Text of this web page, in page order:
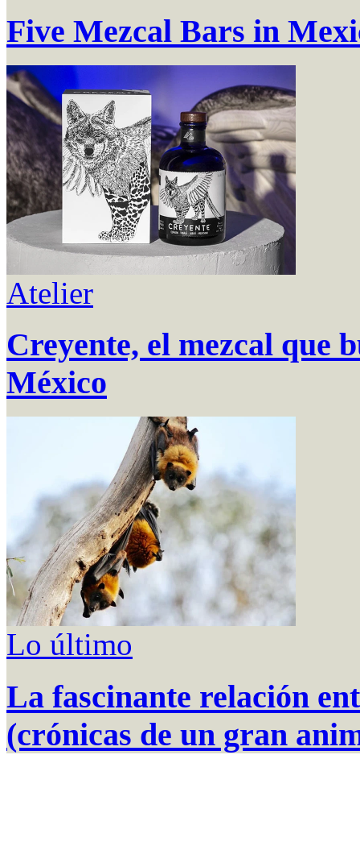
Five Mezcal Bars in
Atelier
Creyente, el mezcal que
México
Lo último
La fascinante relación
(crónicas de un gran